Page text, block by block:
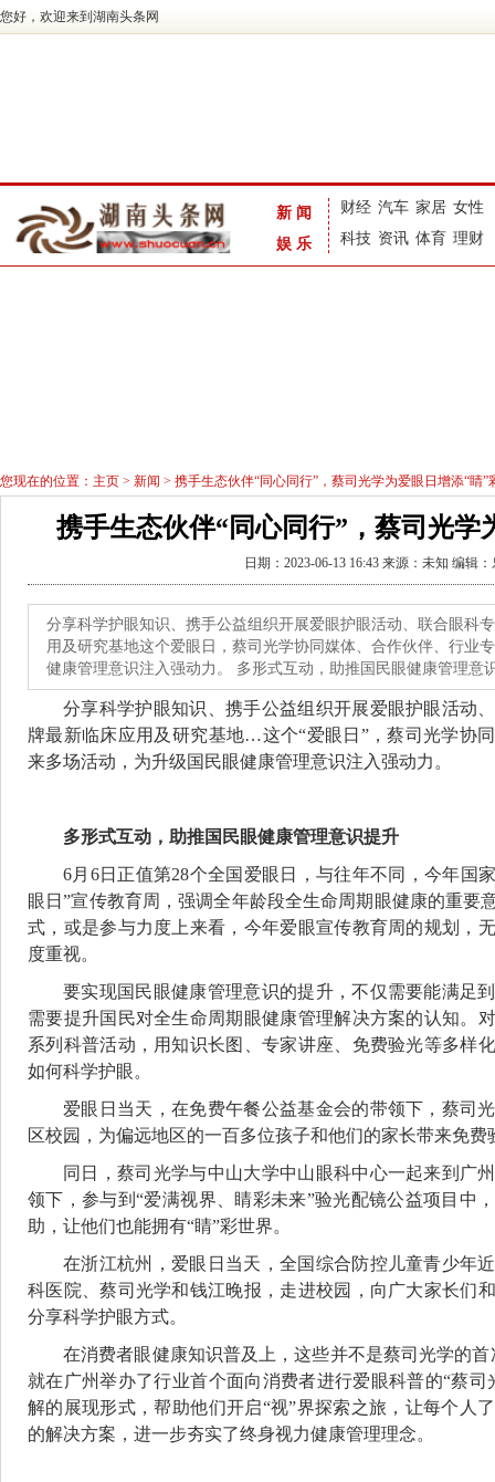
您好，欢迎来到湖南头条网
新闻
娱乐
财经 汽车 家居 女性
科技 资讯 体育 理财
您现在的位置： 主页 > 新闻 > 携手生态伙伴“同心同行”，蔡司光学为爱眼日增添“睛”
携手生态伙伴“同心同行”，蔡司光学
日期：2023-06-13 16:43 来源：未知 编辑
分享科学护眼知识、携手公益组织开展爱眼护眼活动、联合眼科
用及研究基地这个爱眼日，蔡司光学协同媒体、合作伙伴、行业
健康管理意识注入强动力。 多形式互动，助推国民眼健康管理意
分享科学护眼知识、携手公益组织开展爱眼护眼活动
牌最新临床应用及研究基地…这个“爱眼日”，蔡司光学协
来多场活动，为升级国民眼健康管理意识注入强动力。
多形式互动，助推国民眼健康管理意识提升
6月6日正值第28个全国爱眼日，与往年不同，今年国
眼日”宣传教育周，强调全年龄段全生命周期眼健康的重要
式，或是参与力度上来看，今年爱眼宣传教育周的规划，
度重视。
要实现国民眼健康管理意识的提升，不仅需要能满足
需要提升国民对全生命周期眼健康管理解决方案的认知。
系列科普活动，用知识长图、专家讲座、免费验光等多样
如何科学护眼。
爱眼日当天，在免费午餐公益基金会的带领下，蔡司
区校园，为偏远地区的一百多位孩子和他们的家长带来免
同日，蔡司光学与中山大学中山眼科中心一起来到广
领下，参与到“爱满视界、睛彩未来”验光配镜公益项目中
助，让他们也能拥有“睛”彩世界。
在浙江杭州，爱眼日当天，全国综合防控儿童青少年
科医院、蔡司光学和钱江晚报，走进校园，向广大家长们
分享科学护眼方式。
在消费者眼健康知识普及上，这些并不是蔡司光学的
就在广州举办了行业首个面向消费者进行爱眼科普的“蔡
解的展现形式，帮助他们开启“视”界探索之旅，让每个人
的解决方案，进一步夯实了终身视力健康管理理念。